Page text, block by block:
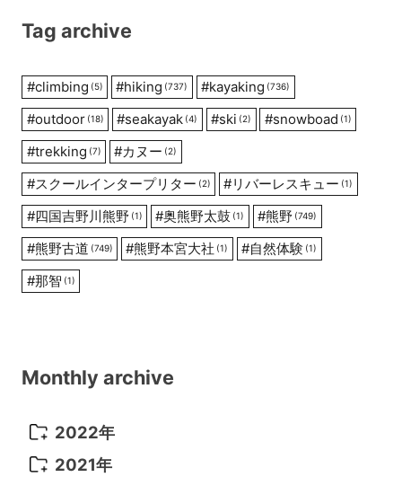
Tag archive
#climbing (5) #hiking (737) #kayaking (736)
#outdoor (18) #seakayak (4) #ski (2) #snowboad (1)
#trekking (7) #カヌー (2)
#スクールインタープリター (2) #リバーレスキュー (1)
#四国吉野川熊野 (1) #奥熊野太鼓 (1) #熊野 (749)
#熊野古道 (749) #熊野本宮大社 (1) #自然体験 (1)
#那智 (1)
Monthly archive
2022年
2022年 10月
2021年